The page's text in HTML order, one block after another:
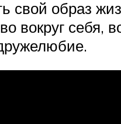
свой образ
вокруг себя,